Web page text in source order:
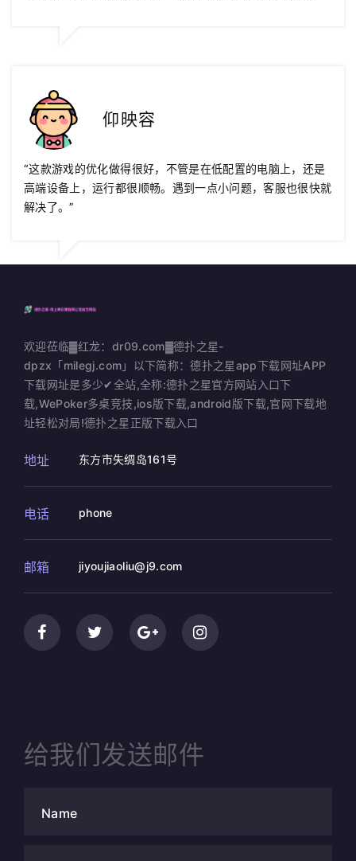
仰映容
“这款游戏的优化做得很好，不管是在低配置的电脑上，还是
高端设备上，运行都很顺畅。遇到一点小问题，客服也很快就
解决了。”
欢迎莅临▓红龙：dr09.com▓德扑之星-
dpzx「milegj.com」以下简称：德扑之星app下载网址APP
下载网址是多少✔全站,全称:德扑之星官方网站入口下
载,WePoker多桌竞技,ios版下载,android版下载,官网下载地
址轻松对局!德扑之星正版下载入口
地址 东方市失绸岛161号
电话 phone
邮箱 jiyoujiaoliu@j9.com
给我们发送邮件
Name